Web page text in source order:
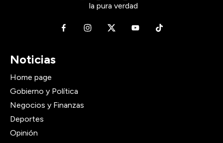
la pura verdad
Noticias
Home page
Gobierno y Política
Negocios y Finanzas
Deportes
Opinión